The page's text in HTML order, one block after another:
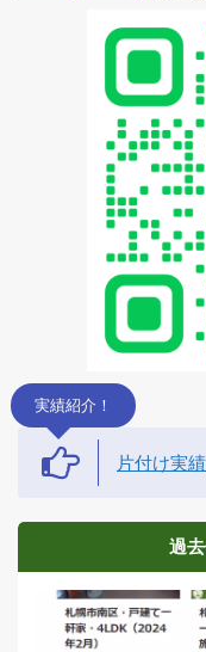
実績紹介！
片付け実
過